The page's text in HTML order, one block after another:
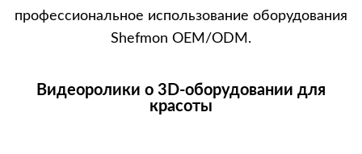
профессиональное использование оборудования
Shefmon OEM/ODM.
Видеоролики о 3D-оборудовании для
красоты